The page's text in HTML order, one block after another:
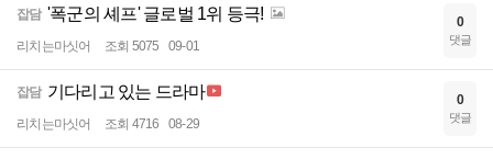
잡담 '폭군의 셰프' 글로벌 1위 등극!
리치는마싯어 조회 5075 09-01
0
댓글
잡담 기다리고 있는 드라마
리치는마싯어 조회 4716 08-29
0
댓글